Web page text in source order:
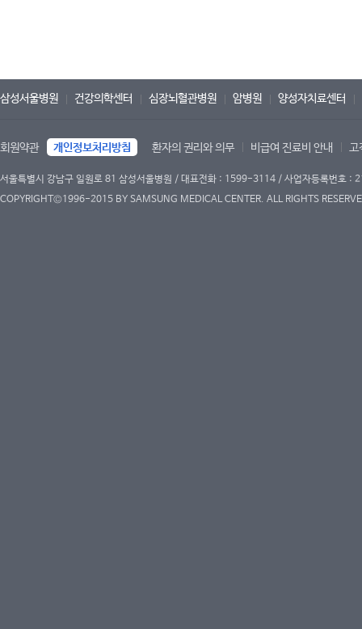
삼성서울병원 건강의학센터 심장뇌혈관병원 암병원 양성자치료센터
회원약관 개인정보처리방침 환자의 권리와 의무 비급여 진료비 안내 고
서울특별시 강남구 일원로 81 삼성서울병원 / 대표전화 : 1599-3114 / 사업자등록번호
COPYRIGHT©1996-2015 BY SAMSUNG MEDICAL CENTER. ALL RIGHTS